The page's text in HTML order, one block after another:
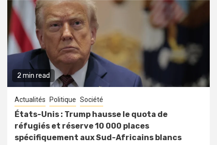
2 min read
Actualités Politique Société
États-Unis : Trump hausse le quota de
réfugiés et réserve 10 000 places
spécifiquement aux Sud-Africains blancs